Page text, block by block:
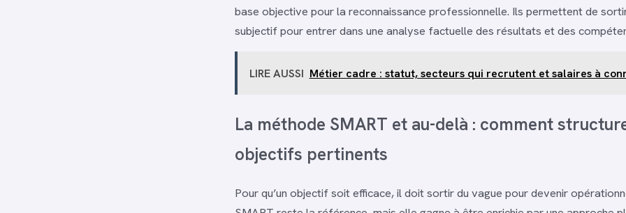
base objective pour la reconnaissance professionnelle. Ils permettent de
subjectif pour entrer dans une analyse factuelle des résultats et des
LIRE AUSSI Métier cadre : statut, secteurs qui recrutent et salaires à
La méthode SMART et au-delà : comment
objectifs pertinents
Pour qu’un objectif soit efficace, il doit sortir du vague pour devenir